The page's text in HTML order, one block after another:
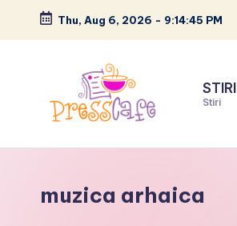
Skip
content
Thu, Aug 6, 2026 - 9:14:46 PM
P
e
urbane
STIRI
Stiri
muzica arhaica